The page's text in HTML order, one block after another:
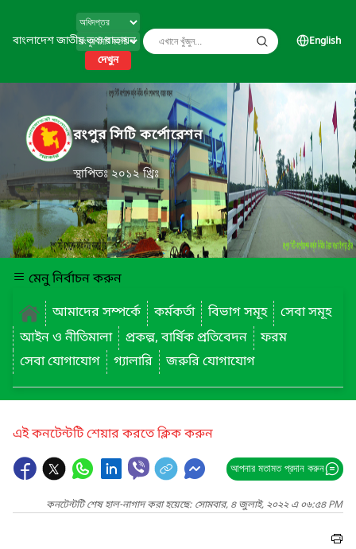
বাংলাদেশ জাতীয় তথ্য বাতায়ন
দেখুন
English
রংপুর সিটি কর্পোরেশন
স্থাপিতঃ ২০১২ খ্রিঃ
মেনু নির্বাচন করুন
আমাদের সম্পর্কে
কর্মকর্তা বিভাগ সমূহ
সেবা সমূহ
আইন ও নীতিমালা
প্রকল্প, বার্ষিক প্রতিবেদন
ফরম
সেবা যোগাযোগ
গ্যালারি জরুরি যোগাযোগ
এই কনটেন্টটি শেয়ার করতে ক্লিক করুন
আপনার মতামত প্রদান করুন
কনটেন্টটি শেষ হাল-নাগাদ করা হয়েছে: সোমবার, ৪ জুলাই, ২০২২ এ ০৬:৫৪ PM